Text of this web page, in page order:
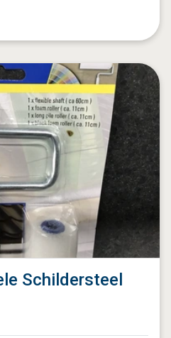
Schildersteel